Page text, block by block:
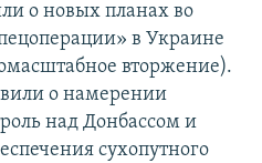
о новых планах во
в Украине
вторжение).
о намерении
над Донбассом и
сухопутного